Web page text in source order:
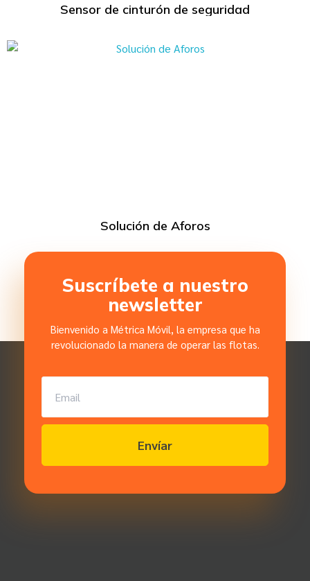
Sensor de cinturón de seguridad
Solución de Aforos
Suscríbete a nuestro
newsletter
Bienvenido a Métrica Móvil, la empresa que ha
revolucionado la manera de operar las flotas.
Envíar